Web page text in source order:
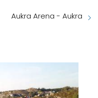
Aukra Arena - Aukra